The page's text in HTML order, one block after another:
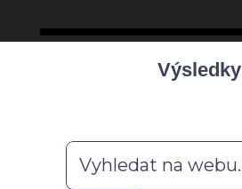
Výsledky
Hledat: